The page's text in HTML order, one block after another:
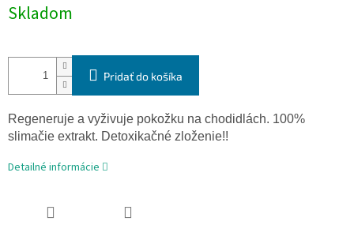
cena:
Skladom
Pridať do košíka
Regeneruje a vyživuje pokožku na chodidlách. 100%
slimačie extrakt. Detoxikačné zloženie!!
Detailné informácie